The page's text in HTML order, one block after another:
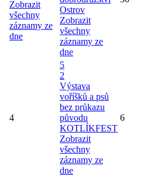
Zobrazit
všechny
záznamy ze
dne
Ostrov
Zobrazit
všechny
záznamy ze
dne
4
5
2
Výstava
voříšků a psů
bez průkazu
původu
KOTLÍKFEST
Zobrazit
všechny
záznamy ze
dne
6